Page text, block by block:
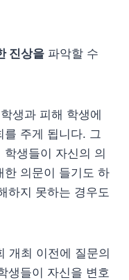
진상을 파악할 수
생과 피해 학생에
를 주게 됩니다. 그
생들이 자신의 의
한 의문이 들기도 하
하지 못하는 경우도
개최 이전에 질문의
생들이 자신을 변호